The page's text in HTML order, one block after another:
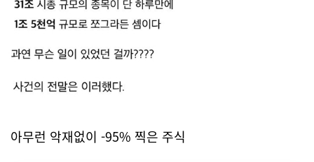
아무런 악재없이 -95% 찍은 주식